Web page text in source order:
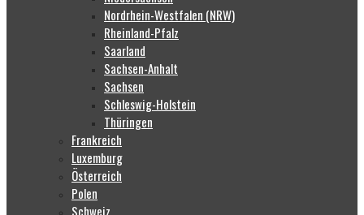
Nordrhein-Westfalen (NRW)
Rheinland-Pfalz
Saarland
Sachsen-Anhalt
Sachsen
Schleswig-Holstein
Thüringen
Frankreich
Luxemburg
Österreich
Polen
Schweiz